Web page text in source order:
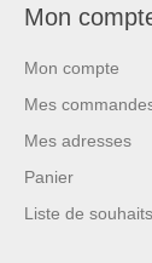
Mon
Mon compte
Mes
Mes adresses
Panier
Liste de souhaits